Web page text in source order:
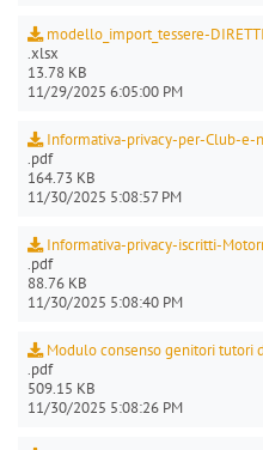
modello_import_tessere-
.xlsx
13.78 KB
11/29/2025 6:05:00 PM
Informativa-privacy-per-Club-e-
.pdf
164.73 KB
11/30/2025 5:08:57 PM
Informativa-privacy-iscritti-
.pdf
88.76 KB
11/30/2025 5:08:40 PM
Modulo consenso genitori tutori
.pdf
509.15 KB
11/30/2025 5:08:26 PM